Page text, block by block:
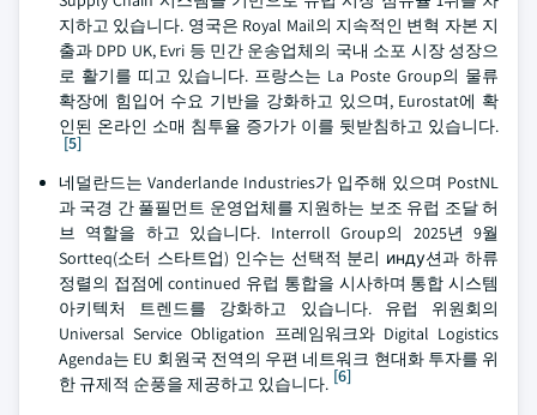
지하고 있습니다. 영국은 Royal Mail의 지속적인 변혁 자본 지
출과 DPD UK, Evri 등 민간 운송업체의 국내 소포 시장 성장으
로 활기를 띠고 있습니다. 프랑스는 La Poste Group의 물류
확장에 힘입어 수요 기반을 강화하고 있으며, Eurostat에 확
인된 온라인 소매 침투율 증가가 이를 뒷받침하고 있습니다.
[5]
네덜란드는 Vanderlande Industries가 입주해 있으며 PostNL
과 국경 간 풀필먼트 운영업체를 지원하는 보조 유럽 조달 허
브 역할을 하고 있습니다. Interroll Group의 2025년 9월
Sortteq(소터 스타트업) 인수는 선택적 분리 инду션과 하류
정렬의 접점에 continued 유럽 통합을 시사하며 통합 시스템
아키텍처 트렌드를 강화하고 있습니다. 유럽 위원회의
Universal Service Obligation 프레임워크와 Digital Logistics
Agenda는 EU 회원국 전역의 우편 네트워크 현대화 투자를 위
한 규제적 순풍을 제공하고 있습니다. [6]